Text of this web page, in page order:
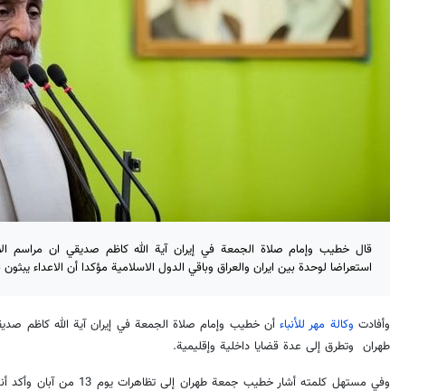
قال خطيب وإمام صلاة الجمعة في إيران آية الله كاظم صديقي ان مراسم
استعراضا لوحدة بين ايران والعراق وباقي الدول الاسلامية مؤكدا أن الاعداء
وأفادت وكالة مهر للأنباءأن خطيب وإمام صلاة الجمعة في إيران آية الله كاظم
طهران وتطرق إلى عدة قضايا داخلية وإقليمية.